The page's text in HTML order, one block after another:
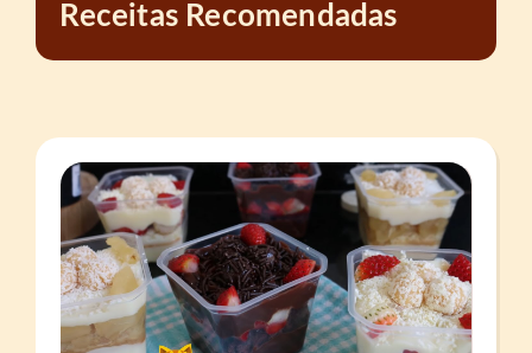
Receitas Recomendadas